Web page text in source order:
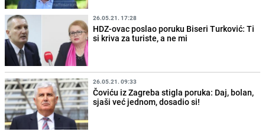
26.05.21. 17:28
HDZ-ovac poslao poruku Biseri Turković: Ti
si kriva za turiste, a ne mi
26.05.21. 09:33
Čoviću iz Zagreba stigla poruka: Daj, bolan,
sjaši već jednom, dosadio si!